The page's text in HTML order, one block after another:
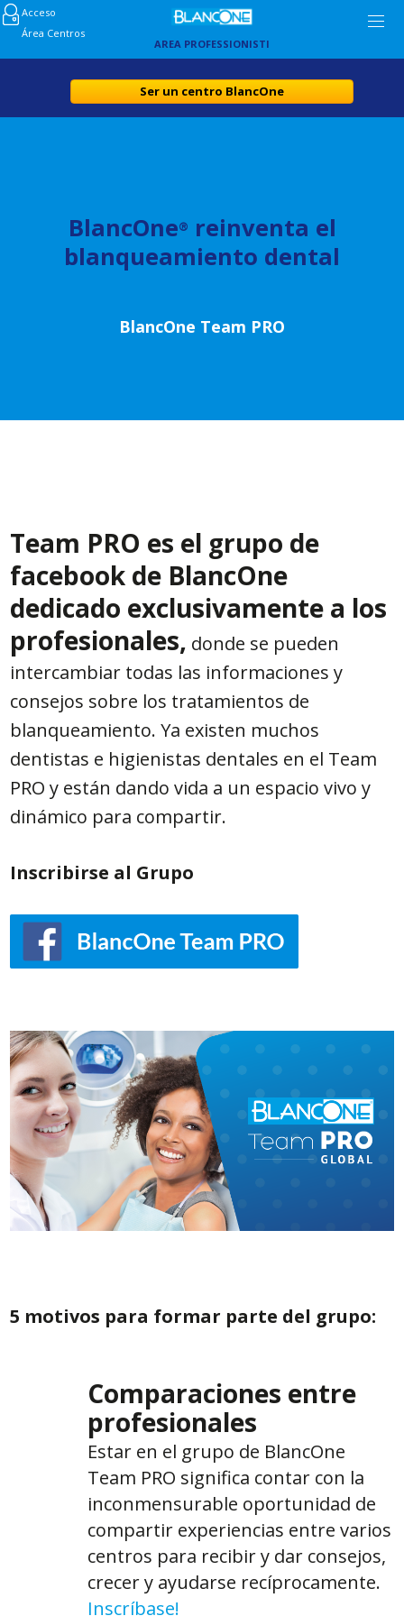
Acceso
Área Centros
AREA PROFESSIONISTI
Ser un centro BlancOne
BlancOne® reinventa el
blanqueamiento dental
BlancOne Team PRO
Team PRO es el grupo de
facebook de BlancOne
dedicado exclusivamente a los
profesionales, donde se pueden
intercambiar todas las informaciones y
consejos sobre los tratamientos de
blanqueamiento. Ya existen muchos
dentistas e higienistas dentales en el Team
PRO y están dando vida a un espacio vivo y
dinámico para compartir.
Inscribirse al Grupo
5 motivos para formar parte del grupo:
Comparaciones entre
profesionales
Estar en el grupo de BlancOne
Team PRO significa contar con la
inconmensurable oportunidad de
compartir experiencias entre varios
centros para recibir y dar consejos,
crecer y ayudarse recíprocamente.
Inscríbase!